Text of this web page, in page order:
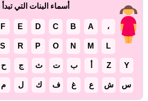
أسماء البنات التي تبدأ بـ #
، B
D
ت ث
ش ع ف ك